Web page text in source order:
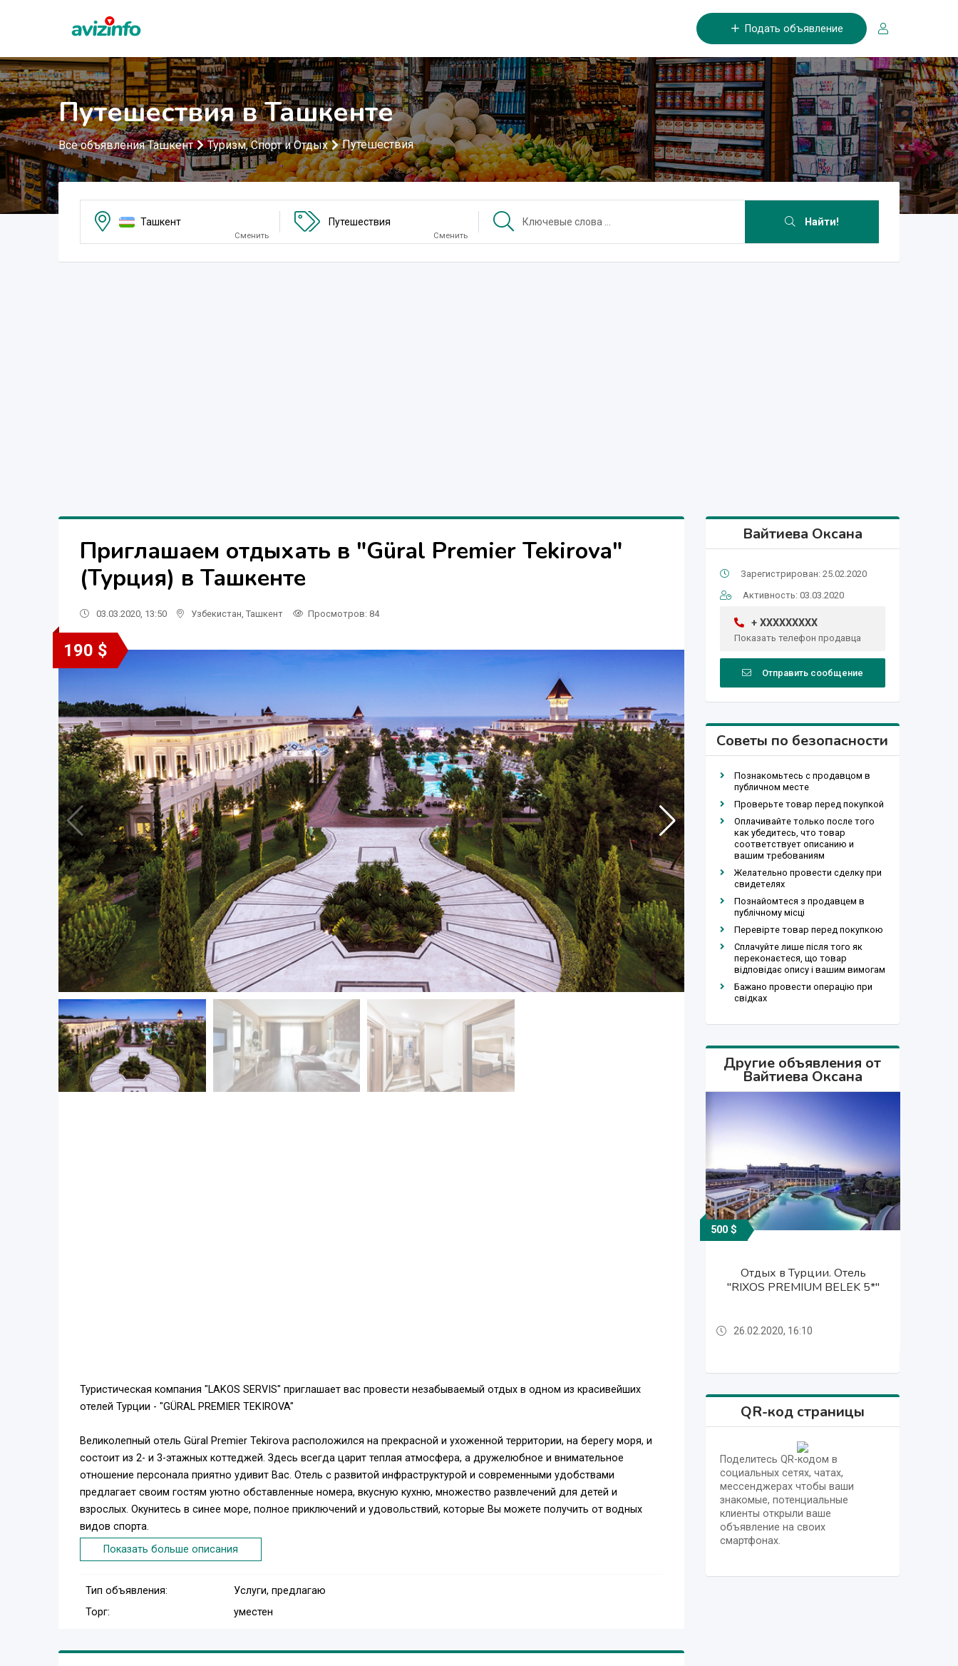
Подать объявление
Путешествия в Ташкенте
Все объявления Ташкент Туризм, Спорт и Отдых Путешествия
Ташкент
Сменить
Путешествия
Сменить
Найти!
Приглашаем отдыхать в "Güral Premier Tekirova"
(Турция) в Ташкенте
03.03.2020, 13:50 Узбекистан Ташкент Просмотров: 84
190 $
Туристическая компания "LAKOS SERVIS" приглашает вас провести незабываемый отдых в одном из красивейших
отелей Турции - "GÜRAL PREMIER TEKIROVA"
Великолепный отель Güral Premier Tekirova расположился на прекрасной и ухоженной территории, на берегу моря, и
состоит из 2- и 3-этажных коттеджей. Здесь всегда царит теплая атмосфера, а дружелюбное и внимательное
отношение персонала приятно удивит Вас. Отель с развитой инфраструктурой и современными удобствами
предлагает своим гостям уютно обставленные номера, вкусную кухню, множество развлечений для детей и
взрослых. Окунитесь в синее море, полное приключений и удовольствий, которые Вы можете получить от водных
видов спорта.
Месторасположение:
Отель расположен в курортном поселке Текирова, в 17 км от Кемера, в 75 км от аэропорта Анталии.
Показать больше описания
Тип объявления:
Услуги, предлагаю
Торг:
уместен
Вайтиева Оксана
Зарегистрирован: 25.02.2020
Активность: 03.03.2020
+ XXXXXXXXX
Показать телефон продавца
Отправить сообщение
Советы по безопасности
Познакомьтесь с продавцом в
публичном месте
Проверьте товар перед покупкой
Оплачивайте только после того
как убедитесь, что товар
соответствует описанию и
вашим требованиям
Желательно провести сделку при
свидетелях
Познайомтеся з продавцем в
публічному місці
Перевірте товар перед покупкою
Сплачуйте лише після того як
переконаєтеся, що товар
відповідає опису і вашим вимогам
Бажано провести операцію при
свідках
Другие объявления от
Вайтиева Оксана
Договорная
Отдых в Турции. Отель
"RIXOS SUNGATE 5*"
25.02.2020, 13:22
500 $
Отдых в Турции. Отель
"RIXOS PREMIUM BELEK 5*"
26.02.2020, 16:10
Договорная
Отдых в Турции. Отель
"RIXOS SUNGATE 5*"
25.02.2020, 13:22
500 $
Отдых в Турции. Отель
"RIXOS PREMIUM BELEK 5*"
26.02.2020, 16:10
QR-код страницы
Поделитесь QR-кодом в
социальных сетях, чатах,
мессенджерах чтобы ваши
знакомые, потенциальные
клиенты открыли ваше
объявление на своих
смартфонах.